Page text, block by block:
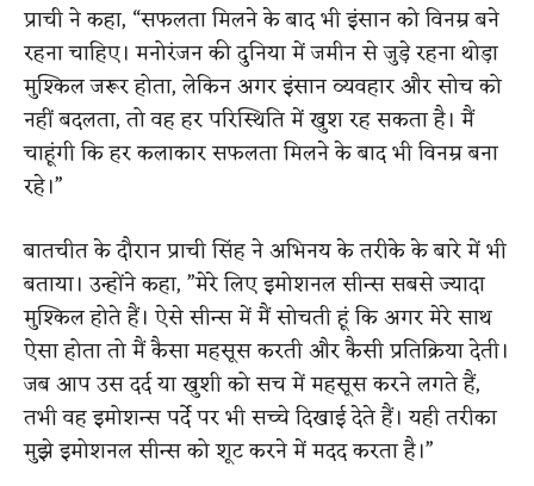
प्राची ने कहा, “सफलता मिलने के बाद भी इंसान को विनम्र बने
रहना चाहिए। मनोरंजन की दुनिया में जमीन से जुड़े रहना थोड़ा
मुश्किल जरूर होता, लेकिन अगर इंसान व्यवहार और सोच को
नहीं बदलता, तो वह हर परिस्थिति में खुश रह सकता है। मैं
चाहूंगी कि हर कलाकार सफलता मिलने के बाद भी विनम्र बना
रहे।”
बातचीत के दौरान प्राची सिंह ने अभिनय के तरीके के बारे में भी
बताया। उन्होंने कहा, ”मेरे लिए इमोशनल सीन्स सबसे ज्यादा
मुश्किल होते हैं। ऐसे सीन्स में मैं सोचती हूं कि अगर मेरे साथ
ऐसा होता तो मैं कैसा महसूस करती और कैसी प्रतिक्रिया देती।
जब आप उस दर्द या खुशी को सच में महसूस करने लगते हैं,
तभी वह इमोशन्स पर्दे पर भी सच्चे दिखाई देते हैं। यही तरीका
मुझे इमोशनल सीन्स को शूट करने में मदद करता है।”